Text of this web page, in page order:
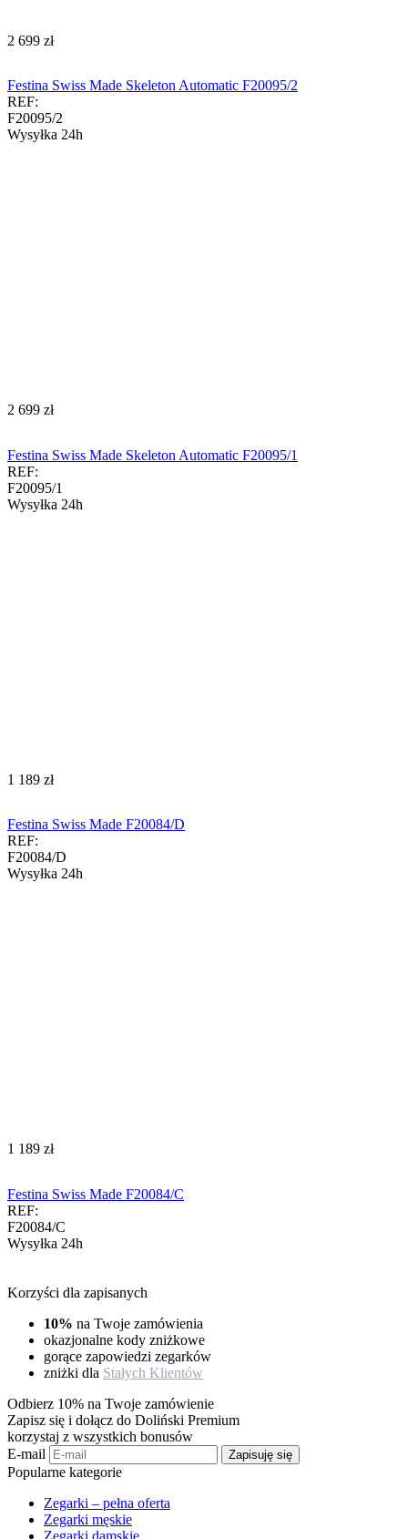
‍2 699‍ zł
Festina Swiss Made Skeleton Automatic F20095/2
REF:
F20095/2
Wysyłka 24h
‍2 699‍ zł
Festina Swiss Made Skeleton Automatic F20095/1
REF:
F20095/1
Wysyłka 24h
‍1 189‍ zł
Festina Swiss Made F20084/D
REF:
F20084/D
Wysyłka 24h
‍1 189‍ zł
Festina Swiss Made F20084/C
REF:
F20084/C
Wysyłka 24h
Korzyści dla zapisanych
10% na Twoje zamówienia
okazjonalne kody zniżkowe
gorące zapowiedzi zegarków
zniżki dla Stałych Klientów
Odbierz 10% na Twoje zamówienie
Zapisz się i dołącz do Doliński Premium
korzystaj z wszystkich bonusów
E-mail
Zapisuję się
Popularne kategorie
Zegarki – pełna oferta
Zegarki męskie
Zegarki damskie